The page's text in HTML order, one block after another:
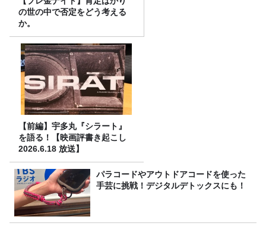
の世の中で否定をどう考える
か。
【前編】宇多丸『シラート』
を語る！【映画評書き起こし
2026.6.18 放送】
パラコードやアウトドアコードを使った
手芸に挑戦！デジタルデトックスにも！